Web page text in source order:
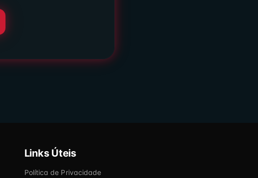
Links Úteis
Política de Privacidade